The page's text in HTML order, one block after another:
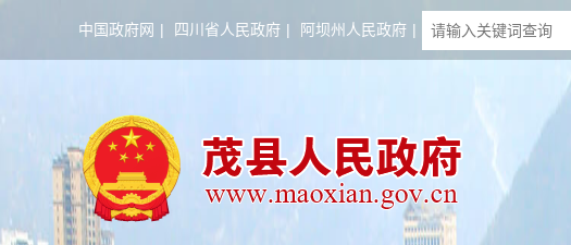
中国政府网 | 四川省人民政府 | 阿坝州人民政府 |